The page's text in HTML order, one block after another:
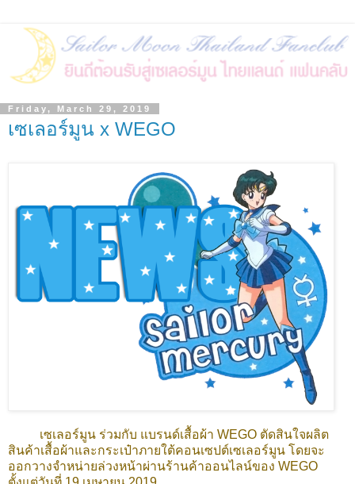
Friday, March 29, 2019
เซเลอร์มูน x WEGO
เซเลอร์มูน ร่วมกับ แบรนด์เสื้อผ้า WEGO ตัดสินใจผลิต
สินค้าเสื้อผ้าและกระเป๋าภายใต้คอนเซปต์เซเลอร์มูน โดยจะ
ออกวางจำหน่ายล่วงหน้าผ่านร้านค้าออนไลน์ของ WEGO